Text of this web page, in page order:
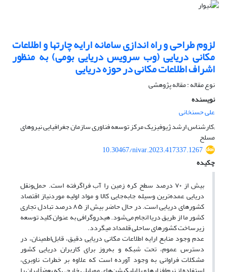
لزوم طراحی و راه اندازی سامانه ارایه چارتها و اطلاعات
مکانی دریایی (وب سرویس دریایی بومی) به منظور
اشراف اطلاعات مکانی در حوزه دریایی
نوع مقاله : مقاله پژوهشی
نویسنده
علی حسنخانی
;کارشناس ارشد ژیوفیزیک مرکز توسعه فناوری سازمان جغرافیایی نیروهای
مسلح
10.30467/nivar.2023.417337.1267
چکیده
بیش از ۷۰ درصد سطح کره زمین را آب فراگرفته است. حمل‌ونقل
دریایی عمده‌ترین وسیله جابه‌جایی کالا و مواد اولیه موردنیاز اقتصاد
کشورهای دریایی است. در حال حاضر بیش از ۸۵ درصد تبادل تجاری
کشور ما از طریق دریا انجام می‌شود. هیدروگرافی به عنوان کلید توسعه
زیرساخت کشورهای ساحلی قلمداد میگردد.
عدم وجود منابع ارایه اطلاعات مکانی دریایی دقیق، قابل‌اطمینان، در
دسترس عموم، تحت شبکه و به‌روز برای کاربران دریایی کشور
مشکلات فراوانی به وجود آورده است که علاوه بر خطرات ناوبری،